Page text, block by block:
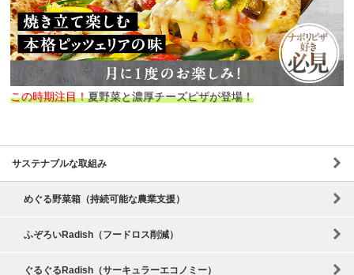
この時期注目！夏野菜と濃厚チーズピザが登場！
サステナブルな取組み
めぐる野菜箱（持続可能な農業支援）
ふぞろいRadish（フードロス削減）
ぐるぐるRadish（サーキュラーエコノミー）